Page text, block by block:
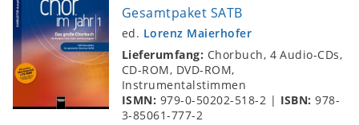
Gesamtpaket SATB
ed. Lorenz Maierhofer
Lieferumfang: Chorbuch, 4 Audio-CDs,
CD-ROM, DVD-ROM,
Instrumentalstimmen
ISMN: 979-0-50202-518-2 | ISBN:978-
3-85061-777-2